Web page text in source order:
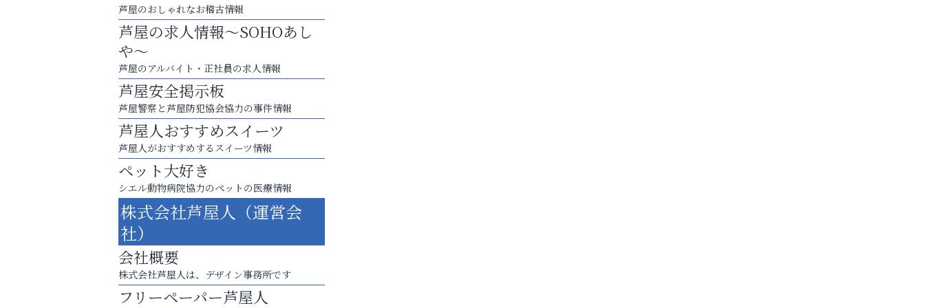
「この学校に出会えて、本当によかった。」
そうさくてっぱん樹々
芦屋のおしゃれなお稽古情報
芦屋の求人情報～SOHOあし
や～
芦屋のアルバイト・正社員の求人情報
芦屋安全掲示板
芦屋警察と芦屋防犯協会協力の事件情報
芦屋人おすすめスイーツ
芦屋人がおすすめするスイーツ情報
ペット大好き
シエル動物病院協力のペットの医療情報
株式会社芦屋人（運営会
社）
会社概要
株式会社芦屋人は、デザイン事務所です
フリーペーパー芦屋人